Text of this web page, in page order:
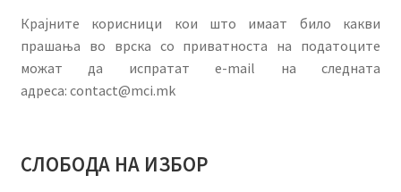
Крајните корисници кои што имаат било какви
прашања во врска со приватноста на податоците
можат да испратат e-mail на следната
адреса: contact@mci.mk
СЛОБОДА НА ИЗБОР